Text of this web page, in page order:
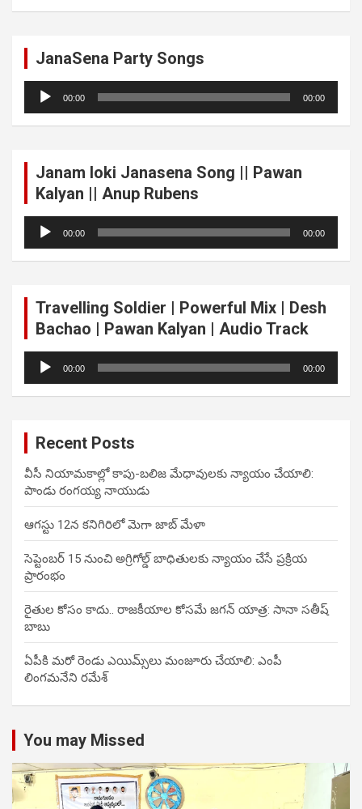
JanaSena Party Songs
Audio
Player
00:00 00:00
Janam loki Janasena Song || Pawan
Kalyan || Anup Rubens
Audio
Player
00:00 00:00
Travelling Soldier | Powerful Mix | Desh
Bachao | Pawan Kalyan | Audio Track
Audio
Player
00:00 00:00
Recent Posts
వీసీ నియామకాల్లో కాపు-బలిజ మేధావులకు న్యాయం చేయాలి:
పాండు రంగయ్య నాయుడు
ఆగస్టు 12న కనిగిరిలో మెగా జాబ్ మేళా
సెప్టెంబర్ 15 నుంచి అగ్రిగోల్డ్ బాధితులకు న్యాయం చేసే ప్రక్రియ
ప్రారంభం
రైతుల కోసం కాదు.. రాజకీయాల కోసమే జగన్ యాత్ర: సానా సతీష్
బాబు
ఏపీకి మరో రెండు ఎయిమ్స్‌లు మంజూరు చేయాలి: ఎంపీ
లింగమనేని రమేశ్
You may Missed